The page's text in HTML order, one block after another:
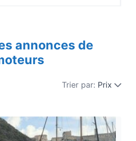
annonces de
Trier par: Prix